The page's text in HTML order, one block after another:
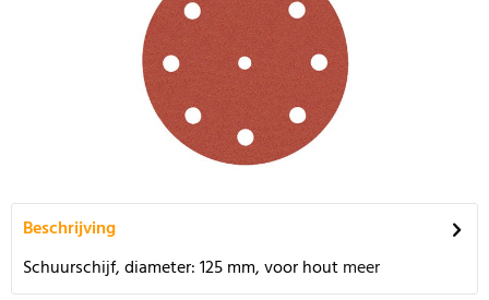
Beschrijving
Schuurschijf, diameter: 125 mm, voor houtmeer